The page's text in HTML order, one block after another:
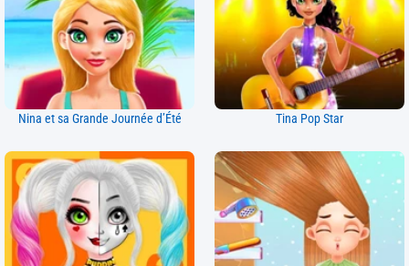
Nina et sa Grande Journée d’Été Tina Pop Star